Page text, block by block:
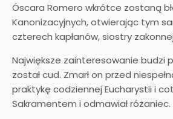
Óscara Romero wkrótce zostaną
Kanonizacyjnych, otwierając tym
czterech kapłanów, siostry
Największe zainteresowanie budzi
został cud. Zmarł on przed
praktykę codziennej Eucharystii i
Sakramentem i odmawiał różaniec.